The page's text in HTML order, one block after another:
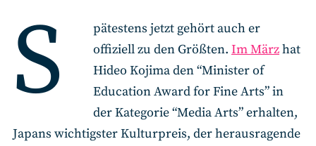
S
pätestens jetzt gehört auch er
offiziell zu den Größten. Im Märzhat
Hideo Kojima den “Minister of
Education Award for Fine Arts” in
der Kategorie “Media Arts” erhalten,
Japans wichtigster Kulturpreis, der herausragende